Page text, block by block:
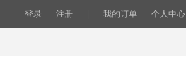
登录 注册 我的订单 个人中心